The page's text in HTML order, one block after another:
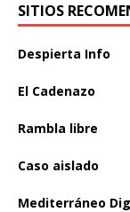
SITIOS
Despierta Info
El Cadenazo
Rambla libre
Caso aislado
Mediterráneo